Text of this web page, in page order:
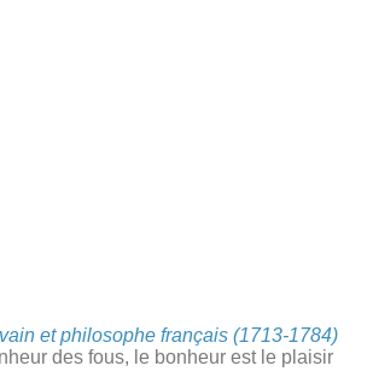
et philosophe français (1713-1784)
des fous, le bonheur est le plaisir